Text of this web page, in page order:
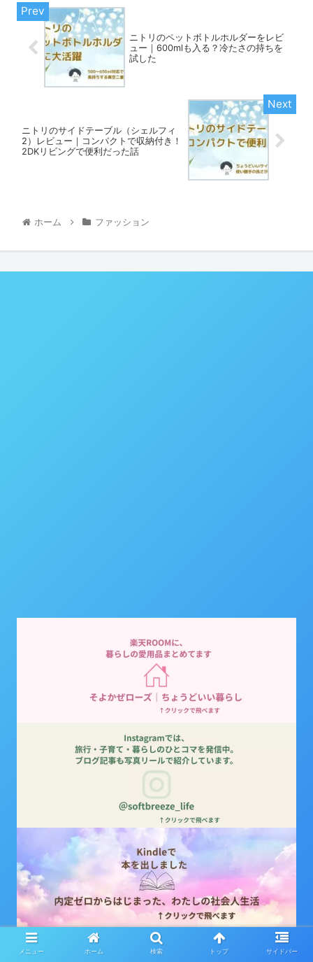
ニトリのペットボトルホルダーをレビ
ュー｜600mlも入る？冷たさの持ちを
試した
ニトリのサイドテーブル（シェルフィ
2）レビュー｜コンパクトで収納付き！
2DKリビングで便利だった話
ホーム ファッション
メニュー ホーム 検索 トップ サイドバー